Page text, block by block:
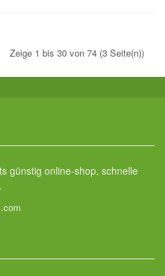
Zeige 1 bis 30 von 74 (3 Seite(n))
günstig online-shop, schnelle